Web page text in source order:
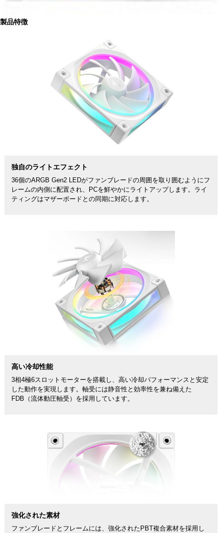
製品特徴
独自のライトエフェクト
36個のARGB Gen2 LEDがファンブレードの周囲を取り囲むようにフ
レームの内側に配置され、PCを鮮やかにライトアップします。ライ
ティングはマザーボードとの同期に対応します。
高い冷却性能
3相4極6スロットモーターを搭載し、高い冷却パフォーマンスと安定
した動作を実現します。軸受には静音性と効率性を兼ね備えた
FDB（流体動圧軸受）を採用しています。
強化された素材
ファンブレードとフレームには、強化されたPBT複合素材を採用し